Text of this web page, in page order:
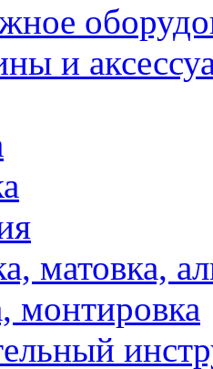
и
матовка,
монтировка